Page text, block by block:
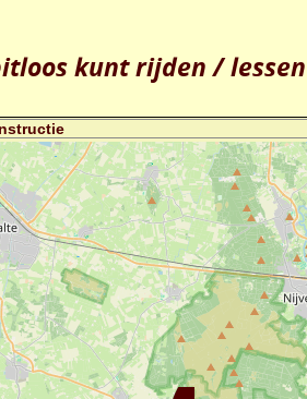
kunt rijden / lessen